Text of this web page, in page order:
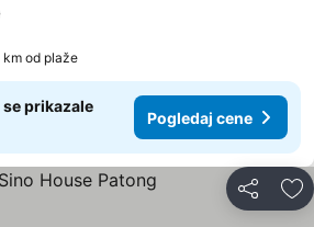
od plaže
prikazale
Pogledaj cene
Deli